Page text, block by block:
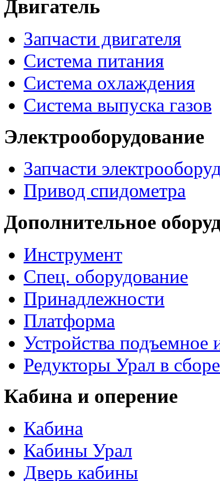
Двигатель
Запчасти двигателя
Система питания
Система охлаждения
Система выпуска газов
Электрооборудование
Запчасти
Привод спидометра
Дополнительное
Инструмент
Спец. оборудование
Принадлежности
Платформа
Устройства
Редукторы Урал в сборе
Кабина и оперение
Кабина
Кабины Урал
Дверь кабины